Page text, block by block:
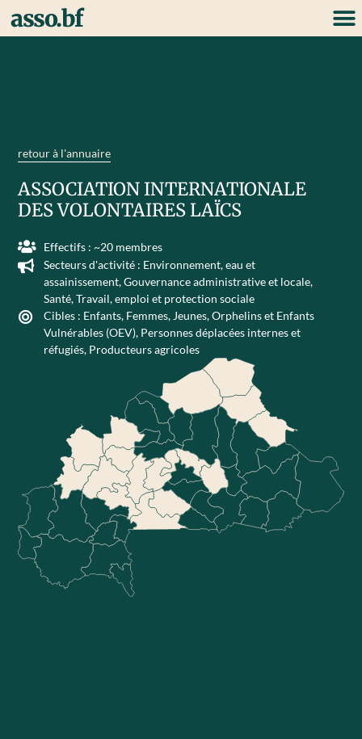
asso.bf
retour à l'annuaire
ASSOCIATION INTERNATIONALE
DES VOLONTAIRES LAÏCS
Effectifs : ~20 membres
Secteurs d'activité : Environnement, eau et
assainissement,Gouvernance administrative et locale,
Santé,Travail, emploi et protection sociale
Cibles : Enfants, Femmes, Jeunes,Orphelins et Enfants
Vulnérables (OEV), Personnes déplacées internes et
réfugiés, Producteurs agricoles